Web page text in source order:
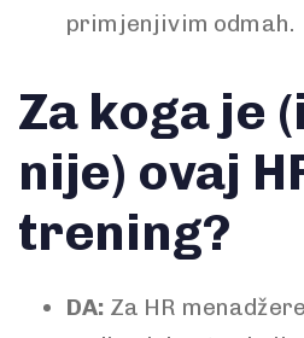
primjenjivim odmah.
Za koga je
nije) ovaj
trening?
DA: Za HR